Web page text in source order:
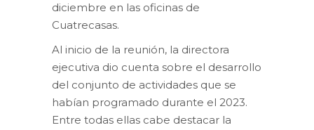
diciembre en las oficinas de
Cuatrecasas.
Al inicio de la reunión, la directora
ejecutiva dio cuenta sobre el desarrollo
del conjunto de actividades que se
habían programado durante el 2023.
Entre todas ellas cabe destacar la